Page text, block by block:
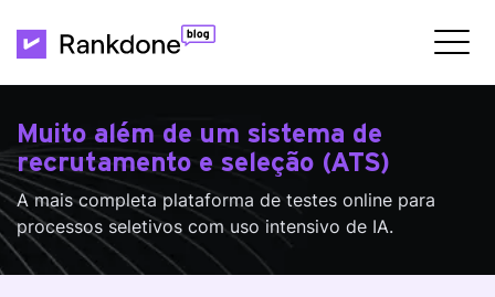
Muito além de um sistema de
recrutamento e seleção (ATS)
A mais completa plataforma de testes online para
processos seletivos com uso intensivo de IA.